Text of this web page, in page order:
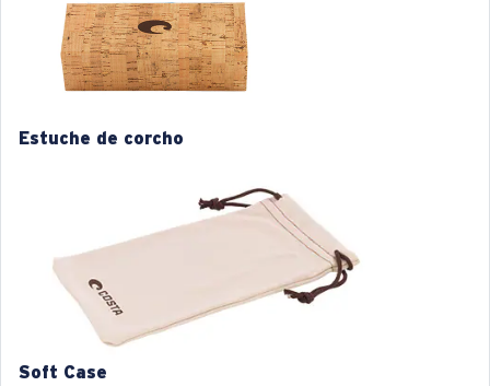
Curva base de las lentes:Base 4
M
3. Ancho del lente:
56 mm
4. Altura del lente:
39.7 mm
4. Altura del lente:
41.9 mm
5. Longitud de la patilla:
Estuche de corcho
Soft Case